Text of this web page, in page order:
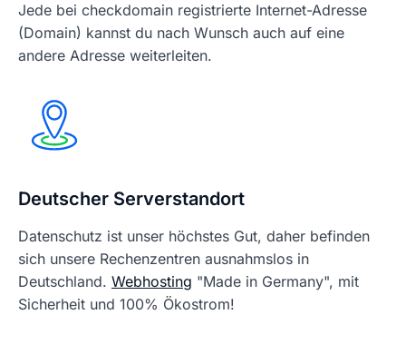
Jede bei checkdomain registrierte Internet-Adresse
(Domain) kannst du nach Wunsch auch auf eine
andere Adresse weiterleiten.
Deutscher Serverstandort
Datenschutz ist unser höchstes Gut, daher befinden
sich unsere Rechenzentren ausnahmslos in
Deutschland. Webhosting "Made in Germany", mit
Sicherheit und 100% Ökostrom!